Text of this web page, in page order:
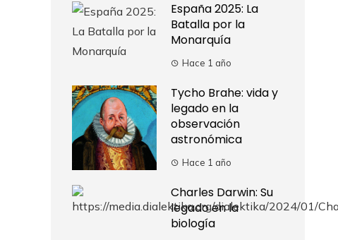
España 2025: La
Batalla por la
Monarquía
Hace 1 año
Tycho Brahe: vida y
legado en la
observación
astronómica
Hace 1 año
Charles Darwin: Su
legado en la
biología